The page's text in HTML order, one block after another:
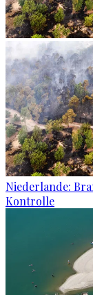
Niederlande:
Kontrolle